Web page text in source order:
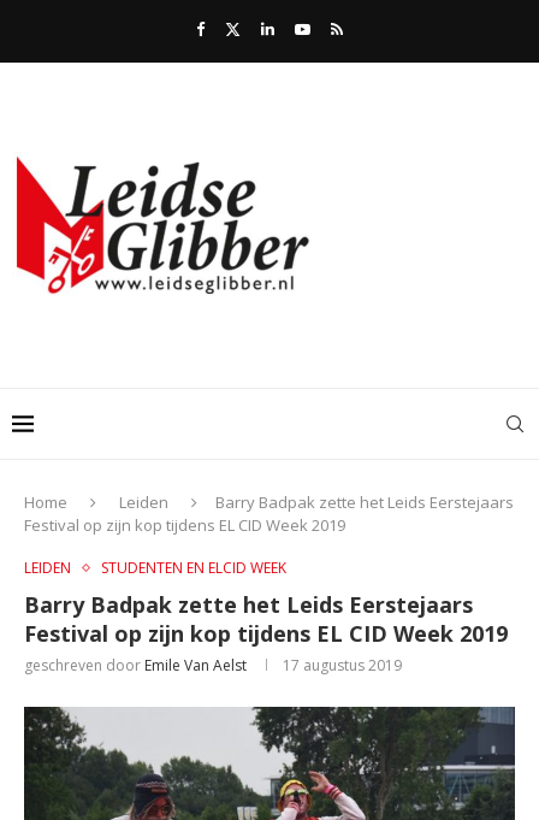
Home Leiden
Barry Badpak zette het Leids Eerstejaars
Festival op zijn kop tijdens EL CID Week 2019
LEIDEN STUDENTEN EN ELCID WEEK
Barry Badpak zette het Leids Eerstejaars
Festival op zijn kop tijdens EL CID Week 2019
geschreven door Emile Van Aelst 17 augustus 2019